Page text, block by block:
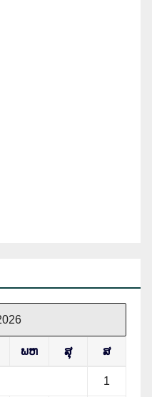
ພຫ ສຸ ສ
1